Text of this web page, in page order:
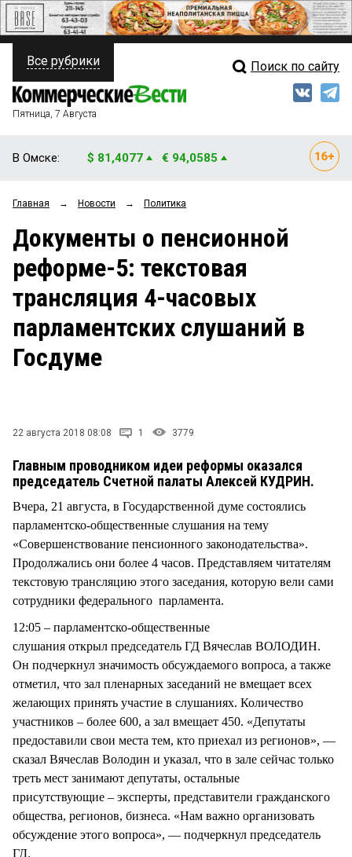
ПОЛИТИКА
ФИНАНСЫ
ОБЩЕСТВО
ЗАКОН
НОВОСТИ КОМПАНИЙ
СТИЛЬ ЖИЗНИ
Свежий выпуск
Рейтинги
Блоги
Архив
Все рубрики Поиск по сайту
Пятница, 7 Августа
В Омске: $ 81,4077 € 94,0585
Главная → Новости → Политика
Документы о пенсионной
реформе-5: текстовая
трансляция 4-часовых
парламентских слушаний в
Госдуме
22 августа 2018 08:08 1 3779
Главным проводником идеи реформы оказался
председатель Счетной палаты Алексей КУДРИН.
Вчера, 21 августа, в Государственной думе состоялись
парламентско-общественные слушания на тему
«Совершенствование пенсионного законодательства».
Продолжались они более 4 часов. Представляем читателям
текстовую трансляцию этого заседания, которую вели сами
сотрудники федерального парламента.
12:05 – парламентско-общественные
слушания открыл председатель ГД Вячеслав ВОЛОДИН.
Он подчеркнул значимость обсуждаемого вопроса, а также
отметил, что зал пленарных заседаний не вмещает всех
желающих принять участие в слушаниях. Количество
участников – более 600, а зал вмещает 450. «Депутаты
предоставили свои места тем, кто приехал из регионов», —
сказал Вячеслав Володин и указал, что в зале сейчас только
треть мест занимают депутаты, остальные
присутствующие – эксперты, представители гражданского
общества, регионов, бизнеса. «Нам важно организовать
обсуждение этого вопроса», — подчеркнул председатель
ГД.